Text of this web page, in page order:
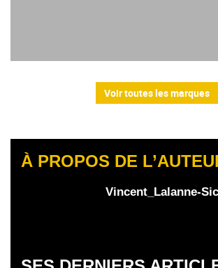
Voir toutes les marques
À PROPOS DE
Vincent_Lalanne-